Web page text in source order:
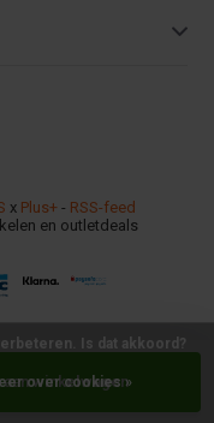
aan winkelwagen
x Plus+ - RSS-feed
en outletdeals
Is dat akkoord?
over cookies »